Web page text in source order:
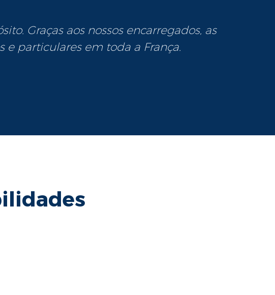
Graças aos nossos encarregados, as
e particulares em toda a França.